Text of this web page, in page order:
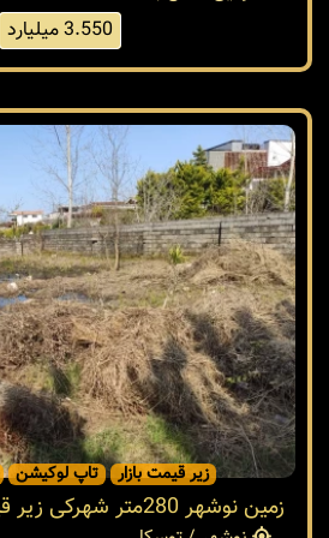
3.550 میلیارد
زیر قیمت بازار تاپ لوکیشن
زمین نوشهر 280متر شهرکی زیر قیمت روستای توسکا